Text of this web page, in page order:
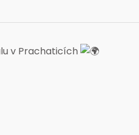
v Prachaticích